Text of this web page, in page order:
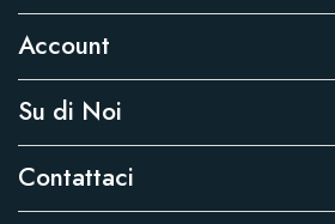
Account
Su di Noi
Contattaci